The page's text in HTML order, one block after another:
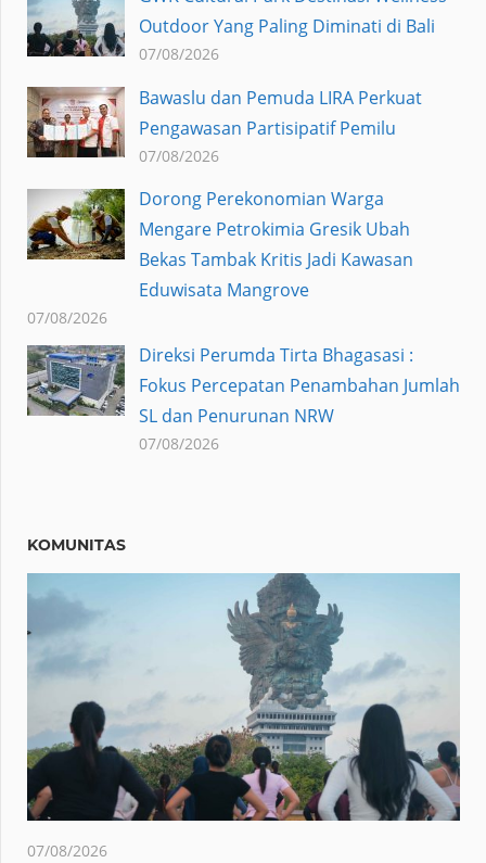
Outdoor Yang Paling Diminati di Bali
07/08/2026
Bawaslu dan Pemuda LIRA Perkuat
Pengawasan Partisipatif Pemilu
07/08/2026
Dorong Perekonomian Warga
Mengare Petrokimia Gresik Ubah
Bekas Tambak Kritis Jadi Kawasan
Eduwisata Mangrove
07/08/2026
Direksi Perumda Tirta Bhagasasi :
Fokus Percepatan Penambahan Jumlah
SL dan Penurunan NRW
07/08/2026
KOMUNITAS
07/08/2026